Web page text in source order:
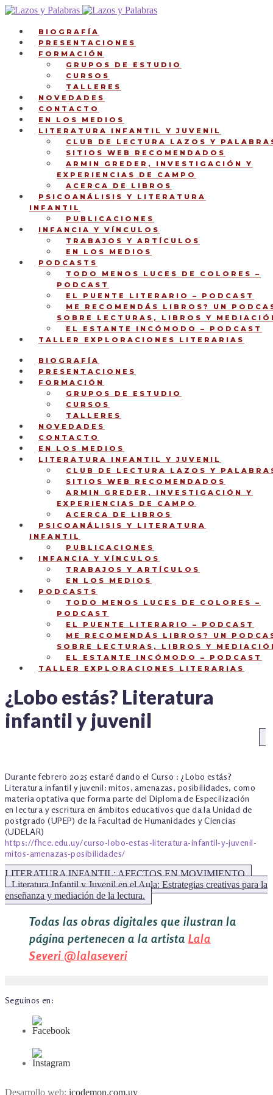
Ir
navegación
Ir
contenidoBIOGRAFÍA
PRESENTACIONES
FORMACIÓN
GRUPOS DE ESTUDIO
CURSOS
TALLERES
NOVEDADES
CONTACTO
EN LOS MEDIOS
LITERATURA INFANTIL Y JUVENIL
CLUB DE LECTURA LAZOS Y
SITIOS WEB RECOMENDADOS
ARMIN GREDER, INVESTIGACIÓN Y
EXPERIENCIAS DE CAMPO
ACERCA DE LIBROS
PSICOANÁLISIS Y LITERATURA
INFANTIL
PUBLICACIONES
INFANCIA Y VÍNCULOS
TRABAJOS Y ARTÍCULOS
EN LOS MEDIOS
PODCASTS
TODO MENOS LUCES DE COLORES –
PODCAST
EL PUENTE LITERARIO – PODCAST
ME RECOMENDÁS LIBROS? UN
SOBRE LECTURAS, LIBROS Y
EL ESTANTE INCÓMODO – PODCAST
TALLER EXPLORACIONES LITERARIAS
BIOGRAFÍA
PRESENTACIONES
FORMACIÓN
GRUPOS DE ESTUDIO
CURSOS
TALLERES
NOVEDADES
CONTACTO
EN LOS MEDIOS
LITERATURA INFANTIL Y JUVENIL
CLUB DE LECTURA LAZOS Y
SITIOS WEB RECOMENDADOS
ARMIN GREDER, INVESTIGACIÓN Y
EXPERIENCIAS DE CAMPO
ACERCA DE LIBROS
PSICOANÁLISIS Y LITERATURA
INFANTIL
PUBLICACIONES
INFANCIA Y VÍNCULOS
TRABAJOS Y ARTÍCULOS
EN LOS MEDIOS
PODCASTS
TODO MENOS LUCES DE COLORES –
PODCAST
EL PUENTE LITERARIO – PODCAST
ME RECOMENDÁS LIBROS? UN
SOBRE LECTURAS, LIBROS Y
EL ESTANTE INCÓMODO – PODCAST
TALLER EXPLORACIONES LITERARIAS
¿Lobo estás? Literatura
infantil y juvenil
Durante febrero 2025 estaré dando el Curso : ¿Lobo estás?
Literatura infantil y juvenil: mitos, amenazas, posibilidades, como
materia optativa que forma parte del Diploma de Especilización
en lectura y escritura en ámbitos educativos que da la Unidad de
postgrado (UPEP) de la Facultad de Humanidades y Ciencias
(UDELAR)
https://fhce.edu.uy/curso-lobo-estas-literatura-infantil-y-juvenil-
mitos-amenazas-posibilidades/
ENTRADAS
LITERATURA INFANTIL: AFECTOS EN MOVIMIENTO
Siguiente:
Literatura Infantil y Juvenil en el Aula: Estrategias creativas para la
enseñanza y mediación de la lectura.
Todas las obras digitales que ilustran la
página pertenecen a la artista Lala
Severi @lalaseveri
Seguinos en:
Desarrollo web: icodemon.com.uy